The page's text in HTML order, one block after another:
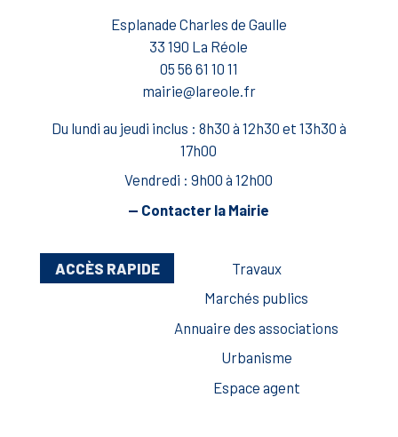
Esplanade Charles de Gaulle
33 190 La Réole
05 56 61 10 11
mairie@lareole.fr
Du lundi au jeudi inclus : 8h30 à 12h30 et 13h30 à
17h00
Vendredi : 9h00 à 12h00
— Contacter la Mairie
ACCÈS RAPIDE
Travaux
Marchés publics
Annuaire des associations
Urbanisme
Espace agent